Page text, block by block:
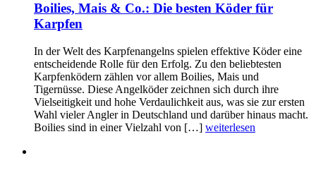
Boilies, Mais & Co.: Die besten Köder für
Karpfen
In der Welt des Karpfenangelns spielen effektive Köder eine
entscheidende Rolle für den Erfolg. Zu den beliebtesten
Karpfenködern zählen vor allem Boilies, Mais und
Tigernüsse. Diese Angelköder zeichnen sich durch ihre
Vielseitigkeit und hohe Verdaulichkeit aus, was sie zur ersten
Wahl vieler Angler in Deutschland und darüber hinaus macht.
Boilies sind in einer Vielzahl von […] weiterlesen